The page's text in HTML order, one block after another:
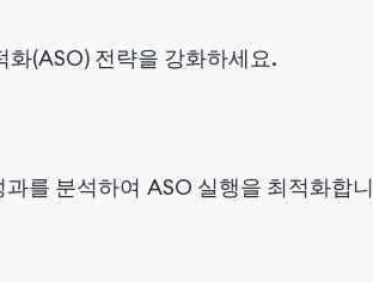
(ASO) 전략을 강화하세요.
를 분석하여 ASO 실행을 최적화합니